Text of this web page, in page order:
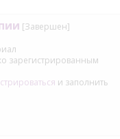
[Завершен]
зарегистрированным
и заполнить